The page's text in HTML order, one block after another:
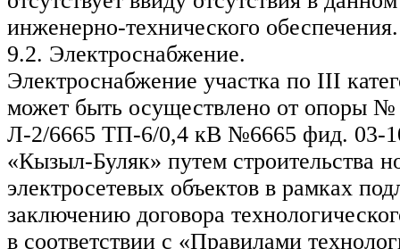
инженерно-технического обеспечения.
9.2. Электроснабжение.
Электроснабжение участка по III
может быть осуществлено от опоры
Л-2/6665 ТП-6/0,4 кВ №6665 фид. 03-
«Кызыл-Буляк» путем строительства
электросетевых объектов в рамках
заключению договора
в соответствии с «Правилами